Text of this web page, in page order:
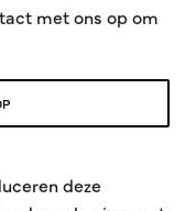
met ons op om
deze